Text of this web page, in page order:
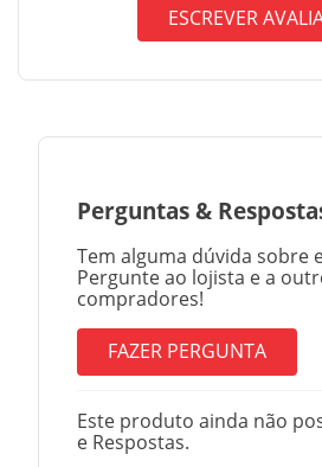
ESCREVER
Perguntas &
Tem alguma dúvida sobre
Pergunte ao lojista e a
compradores!
FAZER PERGUNTA
Este produto ainda não
e Respostas.